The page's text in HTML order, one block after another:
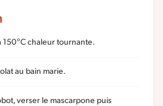
150°C chaleur tournante.
au bain marie.
verser le mascarpone puis